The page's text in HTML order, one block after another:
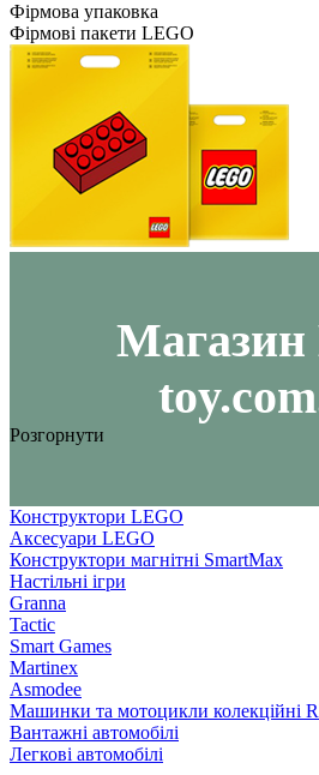
Фірмова упаковка
Фірмові пакети LEGO
Maгазин
Розгорнути
Конструктори LEGO
Аксесуари LEGO
Конструктори магнітні SmartMax
Настільні ігри
Granna
Tactic
Smart Games
Martinex
Asmodee
Машинки та мотоцикли колекційні
Вантажні автомобілі
Легкові автомобілі